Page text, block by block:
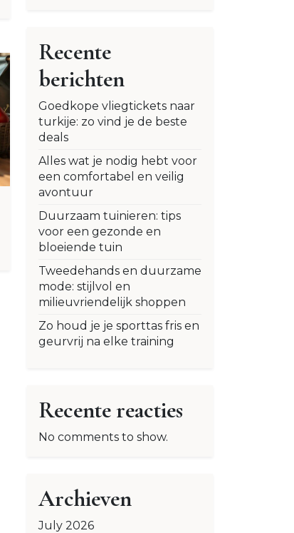
Recente
berichten
Goedkope vliegtickets naar
turkije: zo vind je de beste
deals
Alles wat je nodig hebt voor
een comfortabel en veilig
avontuur
Duurzaam tuinieren: tips
voor een gezonde en
bloeiende tuin
Tweedehands en duurzame
mode: stijlvol en
milieuvriendelijk shoppen
Zo houd je je sporttas fris en
geurvrij na elke training
Recente reacties
No comments to show.
Archieven
July 2026